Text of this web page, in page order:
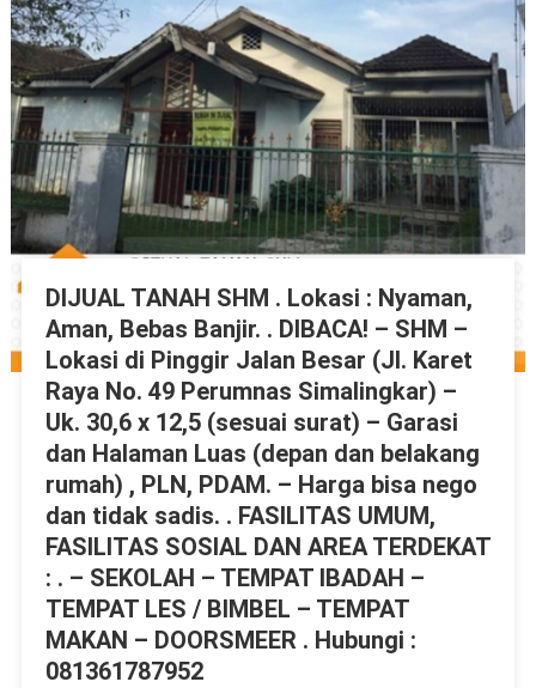
DIJUAL TANAH SHM . Lokasi : Nyaman,
Aman, Bebas Banjir. . DIBACA! – SHM –
Lokasi di Pinggir Jalan Besar (Jl. Karet
Raya No. 49 Perumnas Simalingkar) –
Uk. 30,6 x 12,5 (sesuai surat) – Garasi
dan Halaman Luas (depan dan belakang
rumah) , PLN, PDAM. – Harga bisa nego
dan tidak sadis. . FASILITAS UMUM,
FASILITAS SOSIAL DAN AREA TERDEKAT
: . – SEKOLAH – TEMPAT IBADAH –
TEMPAT LES / BIMBEL – TEMPAT
MAKAN – DOORSMEER . Hubungi :
081361787952